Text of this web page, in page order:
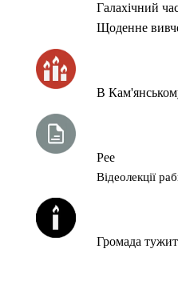
Галахічний
Щоденне
В
Рее
Відеолекції
Громада